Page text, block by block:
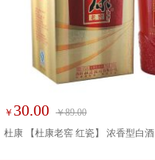
￥ 30.00 ￥89.00
杜康 【杜康老窖 红瓷】 浓香型白酒